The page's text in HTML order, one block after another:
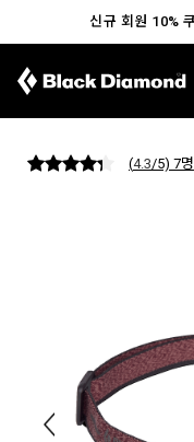
신규 회원 10%
스팟 400-
(4.3/5) 7명